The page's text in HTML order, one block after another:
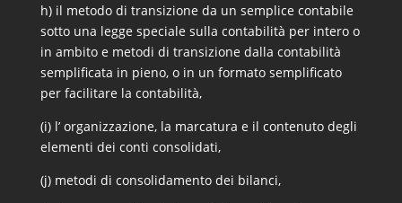
h) il metodo di transizione da un semplice contabile
sotto una legge speciale sulla contabilità per intero o
in ambito e metodi di transizione dalla contabilità
semplificata in pieno, o in un formato semplificato
per facilitare la contabilità,
(i) l’ organizzazione, la marcatura e il contenuto degli
elementi dei conti consolidati,
(j) metodi di consolidamento dei bilanci,